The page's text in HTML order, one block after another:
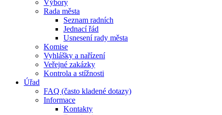
Výbory
Rada města
Seznam radních
Jednací řád
Usnesení rady města
Komise
Vyhlášky a nařízení
Veřejné zakázky
Kontrola a stížnosti
Úřad
FAQ (často kladené dotazy)
Informace
Kontakty